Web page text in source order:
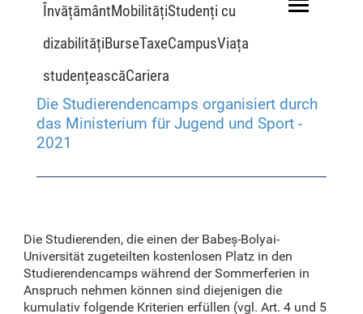
ÎnvățământMobilitățiStudenți cu
dizabilitățiBurseTaxeCampusViața
studențeascăCariera
Die Studierendencamps organisiert durch
das Ministerium für Jugend und Sport -
2021
Die Studierenden, die einen der Babeș-Bolyai-
Universität zugeteilten kostenlosen Platz in den
Studierendencamps während der Sommerferien in
Anspruch nehmen können sind diejenigen die
kumulativ folgende Kriterien erfüllen (vgl. Art. 4 und 5